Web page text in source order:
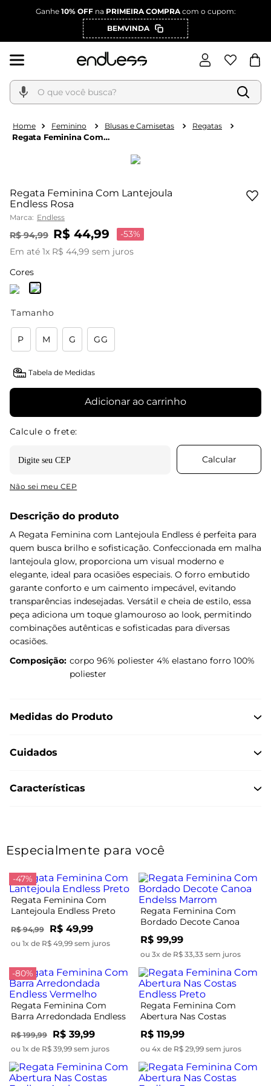
Ganhe 10% OFFna PRIMEIRA COMPRAcom o cupom:
BEMVINDA
O que você busca?
Feminino Blusas e Camisetas Regatas
Regata Feminina Com
Regata Feminina Com Lantejoula
Endless Rosa
Marca: Endless
R$ 94,99 R$ 44,99 -53%
Em até 1x R$ 44,99 sem juros
Cores
Tamanho
P M G GG
Tabela de Medidas
Adicionar ao carrinho
Não sei meu CEP
Descrição do produto
A Regata Feminina com Lantejoula Endless é perfeita para
quem busca brilho e sofisticação. Confeccionada em malha
lantejoula glow, proporciona um visual moderno e
elegante, ideal para ocasiões especiais. O forro embutido
garante conforto e um caimento impecável, evitando
transparências indesejadas. Versátil e cheia de estilo, essa
peça adiciona um toque glamouroso ao look, permitindo
combinações autênticas e sofisticadas para diversas
ocasiões.
Composição: corpo 96% poliester 4% elastano forro 100%
poliester
Medidas do Produto
Cuidados
Características
Especialmente para você
-47%
Regata Feminina Com
Lantejoula Endless Preto
R$ 94,99 R$ 49,99
ou 1x de R$ 49,99 sem juros
Regata Feminina Com
Bordado Decote Canoa
Endelss Marrom
R$ 99,99
ou 3x de R$ 33,33 sem juros
-80%
Regata Feminina Com
Barra Arredondada Endless
R$ 199,99 R$ 39,99
ou 1x de R$ 39,99 sem juros
Regata Feminina Com
Abertura Nas Costas
Endless Preto
R$ 119,99
ou 4x de R$ 29,99 sem juros